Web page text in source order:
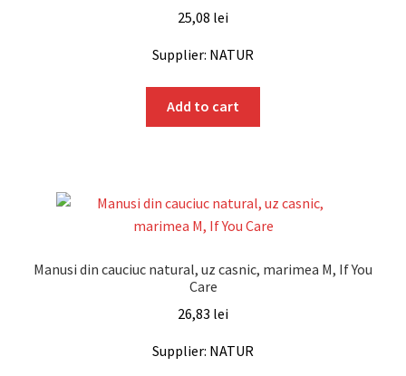
25,08 lei
Supplier: NATUR
Add to cart
Manusi din cauciuc natural, uz casnic, marimea M, If You
Care
26,83 lei
Supplier: NATUR